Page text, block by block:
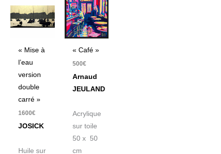
« Mise à
l’eau
version
double
carré »
1600€
JOSICK
Huile sur
« Café »
500€
Arnaud
JEULAND
Acrylique
sur toile
50 x 50
cm